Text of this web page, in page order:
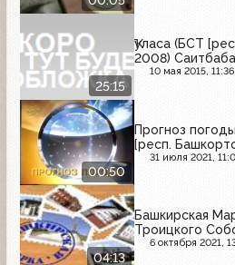
25:15
Ҡуласа (БСТ
2008) Саитбаба
10 мая 2015, 11:36
00:50
Прогноз
[респ.
31 июля 2021,
04:13
Башкирская
Троицкого
6 октября 2021,